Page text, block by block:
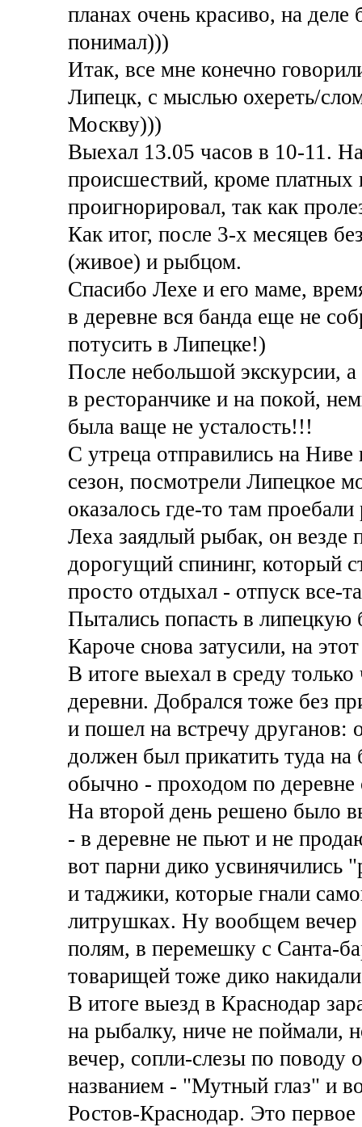
планах очень красиво, на
понимал)))
Итак, все мне конечно
Липецк, с мыслью охереть/
Москву)))
Выехал 13.05 часов в 10-11.
происшествий, кроме платных
проигнорировал, так как
Как итог, после 3-х месяцев
(живое) и рыбцом.
Спасибо Лехе и его маме,
в деревне вся банда еще не
потусить в Липецке!)
После небольшой экскурсии,
в ресторанчике и на покой,
была ваще не усталость!!!
С утреца отправились на
сезон, посмотрели Липецкое
оказалось где-то там
Леха заядлый рыбак, он везде
дорогущий спининг, который
просто отдыхал - отпуск все-
Пытались попасть в
Кароче снова затусили, на
В итоге выехал в среду
деревни. Добрался тоже без
и пошел на встречу друганов:
должен был прикатить туда
обычно - проходом по
На второй день решено было
- в деревне не пьют и не
вот парни дико усвинячились
и таджики, которые гнали
литрушках. Ну вообщем вечер
полям, в перемешку с Санта-
товарищей тоже дико
В итоге выезд в Краснодар
на рыбалку, ниче не поймали,
вечер, сопли-слезы по поводу
названием - "Мутный глаз" и
Ростов-Краснодар. Это первое